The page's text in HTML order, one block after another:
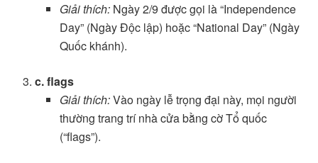
Giải thích:Ngày 2/9 được gọi là “Independence
Day” (Ngày Độc lập) hoặc “National Day” (Ngày
Quốc khánh).
c. flags
Giải thích:Vào ngày lễ trọng đại này, mọi người
thường trang trí nhà cửa bằng cờ Tổ quốc
(“flags”).